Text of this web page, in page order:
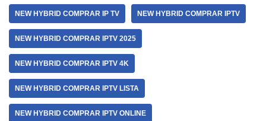
NEW HYBRID COMPRAR IP TV NEW HYBRID COMPRAR IPTV
NEW HYBRID COMPRAR IPTV 2025
NEW HYBRID COMPRAR IPTV 4K
NEW HYBRID COMPRAR IPTV LISTA
NEW HYBRID COMPRAR IPTV ONLINE